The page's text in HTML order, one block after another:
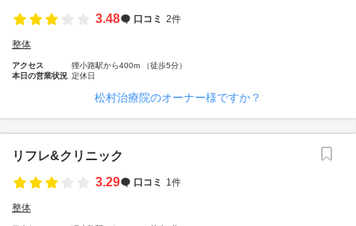
3.48
口コミ 2件
整体
アクセス
狸小路駅から400m （徒歩5分）
本日の営業状況 定休日
松村治療院のオーナー様ですか？
リフレ&クリニック
3.29
口コミ 1件
整体